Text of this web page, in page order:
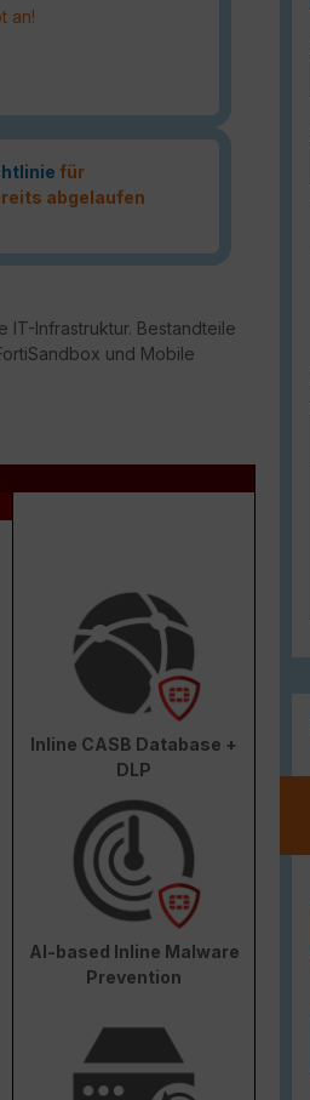
an!
für
abgelaufen
IT-Infrastruktur. Bestandteile
und Mobile
Inline CASB Database +
DLP
AI-based Inline Malware
Prevention